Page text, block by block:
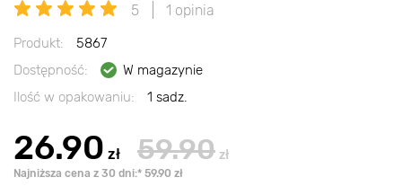
5 1 opinia
Produkt:
5867
Dostępność:
W magazynie
Ilość w opakowaniu:
1 sadz.
26.90 zł 59.90 zł
Najniższa cena z 30 dni:* 59.90 zł